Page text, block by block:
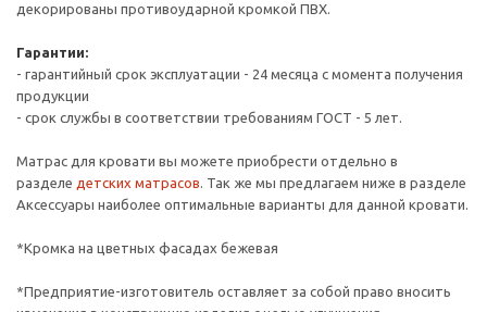
декорированы противоударной кромкой ПВХ.
Гарантии:
- гарантийный срок эксплуатации - 24 месяца с момента получения
продукции
- срок службы в соответствии требованиям ГОСТ - 5 лет.
Матрас для кровати вы можете приобрести отдельно в
разделе детских матрасов. Так же мы предлагаем ниже в разделе
Аксессуары наиболее оптимальные варианты для данной кровати.
*Кромка на цветных фасадах бежевая
*Предприятие-изготовитель оставляет за собой право вносить